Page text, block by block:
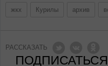
жкх Курилы архив
РАССКАЗАТЬ
ПОДПИСАТЬСЯ